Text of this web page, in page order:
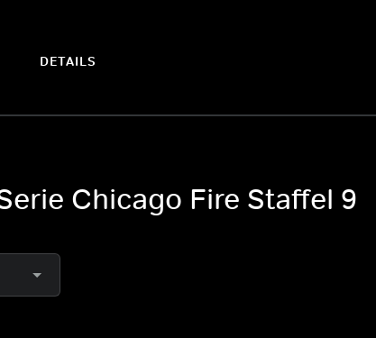
DETAILS
Chicago Fire Staffel 9